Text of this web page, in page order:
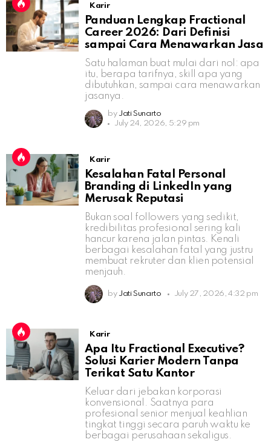
Karir
Panduan Lengkap Fractional
Career 2026: Dari Definisi
sampai Cara Menawarkan Jasa
Satu halaman buat mulai dari nol: apa
itu, berapa tarifnya, skill apa yang
dibutuhkan, sampai cara menawarkan
jasanya.
by Jati Sunarto
July 24, 2026, 5:29 pm
Karir
Kesalahan Fatal Personal
Branding di LinkedIn yang
Merusak Reputasi
Bukan soal followers yang sedikit,
kredibilitas profesional sering kali
hancur karena jalan pintas. Kenali
berbagai kesalahan fatal yang justru
membuat rekruter dan klien potensial
menjauh.
by Jati Sunarto July 27, 2026, 4:32 pm
Karir
Apa Itu Fractional Executive?
Solusi Karier Modern Tanpa
Terikat Satu Kantor
Keluar dari jebakan korporasi
konvensional. Saatnya para
profesional senior menjual keahlian
tingkat tinggi secara paruh waktu ke
berbagai perusahaan sekaligus.